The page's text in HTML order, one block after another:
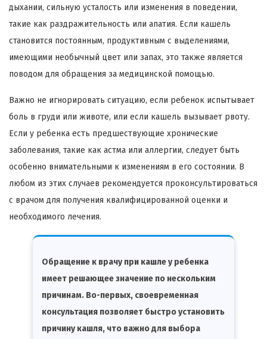
дыхании, сильную усталость или изменения в поведении,
такие как раздражительность или апатия. Если кашель
становится постоянным, продуктивным с выделениями,
имеющими необычный цвет или запах, это также является
поводом для обращения за медицинской помощью.
Важно не игнорировать ситуацию, если ребенок испытывает
боль в груди или животе, или если кашель вызывает рвоту.
Если у ребенка есть предшествующие хронические
заболевания, такие как астма или аллергии, следует быть
особенно внимательными к изменениям в его состоянии. В
любом из этих случаев рекомендуется проконсультироваться
с врачом для получения квалифицированной оценки и
необходимого лечения.
Обращение к врачу при кашле у ребенка
имеет решающее значение по нескольким
причинам. Во-первых, своевременная
консультация позволяет быстро установить
причину кашля, что важно для выбора